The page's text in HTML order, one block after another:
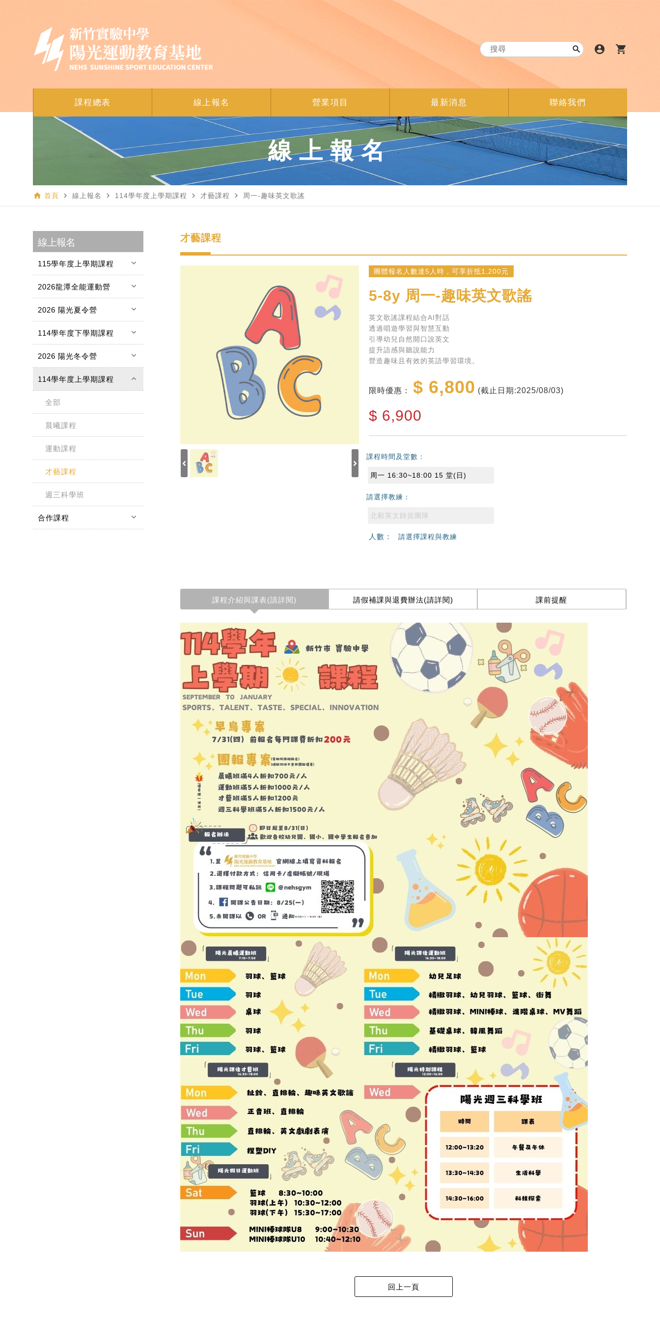
 account_circle shopping_cart
課程總表 線上報名 營業項目 最新消息 聯絡我們
線上報名
home 首頁 navigate_next 線上報名 navigate_next 114學年度上學期課程 navigate_next 才藝課程 navigate_next 周一-趣味英文歌謠
線上報名
115學年度上學期課程 keyboard_arrow_down
2026龍潭全能運動營 keyboard_arrow_down
2026 陽光夏令營 keyboard_arrow_down
114學年度下學期課程 keyboard_arrow_down
2026 陽光冬令營 keyboard_arrow_down
114學年度上學期課程 keyboard_arrow_up
全部
晨曦課程
運動課程
才藝課程
週三科學班
合作課程 keyboard_arrow_down
才藝課程
團體報名人數達5人時，可享折抵1,200元
5-8y 周一-趣味英文歌謠
英文歌謠課程結合AI對話
透過唱遊學習與智慧互動
引導幼兒自然開口說英文
提升語感與聽說能力
營造趣味且有效的英語學習環境。
限時優惠：$ 6,800 (截止日期:2025/08/03)
$ 6,900
課程時間及堂數：
周一 16:30~18:00 15 堂(日)
請選擇教練：
北毅英文師資團隊
人數： 請選擇課程與教練
課程介紹與課表(請詳閱) 請假補課與退費辦法(請詳閱) 課前提醒